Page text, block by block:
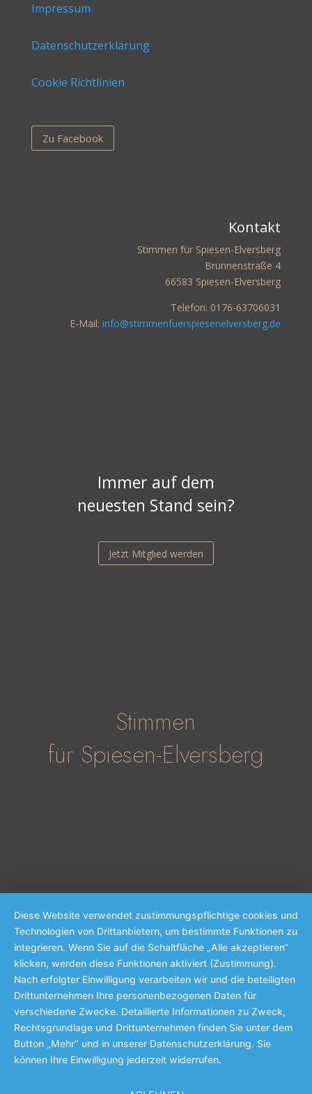
Impressum
Datenschutzerklärung
Cookie Richtlinien
Zu Facebook
Kontakt
Stimmen für Spiesen-Elversberg
Brunnenstraße 4
66583 Spiesen-Elversberg
Telefon: 0176-63706031
E-Mail:info@stimmenfuerspiesenelversberg.de
Immer auf dem
neuesten Stand sein?
Jetzt Mitglied werden
Stimmen
für Spiesen-Elversberg
Diese Website verwendet zustimmungspflichtige cookies und
Technologien von Drittanbietern, um bestimmte Funktionen zu
integrieren. Wenn Sie auf die Schaltfläche „Alle akzeptieren“
klicken, werden diese Funktionen aktiviert (Zustimmung).
Nach erfolgter Einwilligung verarbeiten wir und die beteiligten
Drittunternehmen Ihre personenbezogenen Daten für
verschiedene Zwecke. Detaillierte Informationen zu Zweck,
Rechtsgrundlage und Drittunternehmen finden Sie unter dem
Button „Mehr“ und in unserer Datenschutzerklärung. Sie
können Ihre Einwilligung jederzeit widerrufen.